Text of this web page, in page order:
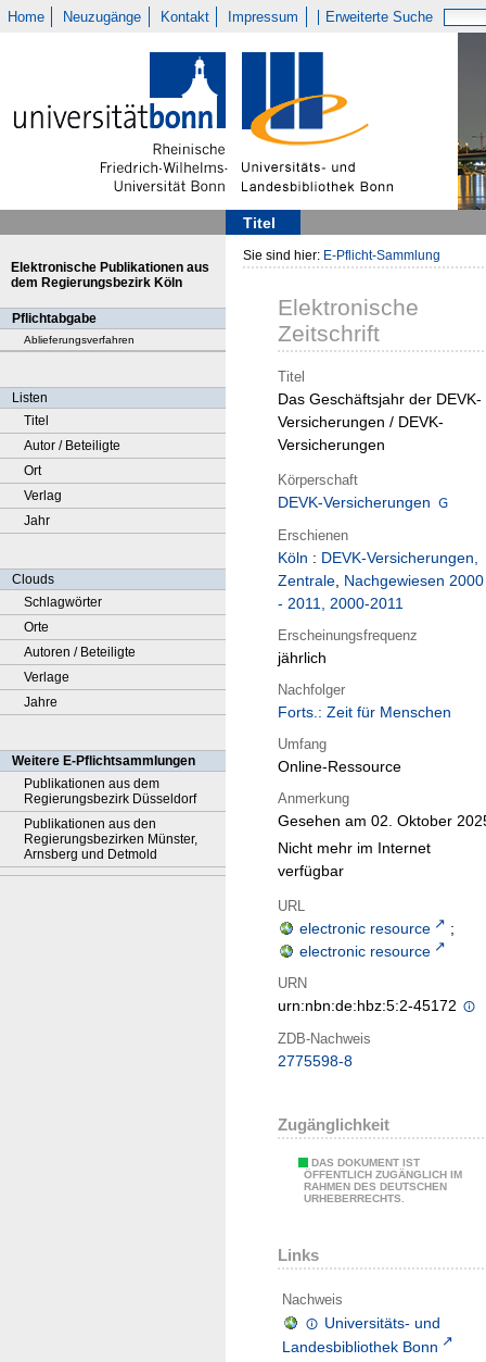
Home Neuzugänge Kontakt Impressum Erweiterte Suche
Titel
Elektronische Publikationen aus
dem Regierungsbezirk Köln
Pflichtabgabe
Ablieferungsverfahren
Listen
Titel
Autor / Beteiligte
Ort
Verlag
Jahr
Clouds
Schlagwörter
Orte
Autoren / Beteiligte
Verlage
Jahre
Weitere E-Pflichtsammlungen
Publikationen aus dem
Regierungsbezirk Düsseldorf
Publikationen aus den
Regierungsbezirken Münster,
Arnsberg und Detmold
Sie sind hier: E-Pflicht-Sammlung
Elektronische
Zeitschrift
Titel
Das Geschäftsjahr der DEVK-
Versicherungen / DEVK-
Versicherungen
Körperschaft
DEVK-Versicherungen
Erschienen
Köln : DEVK-Versicherungen,
Zentrale, Nachgewiesen 2000
- 2011, 2000-2011
Erscheinungsfrequenz
jährlich
Nachfolger
Forts.: Zeit für Menschen
Umfang
Online-Ressource
Anmerkung
Gesehen am 02. Oktober
Nicht mehr im Internet
verfügbar
URL
electronic resource
;
electronic resource
URN
urn:nbn:de:hbz:5:2-45172
ZDB-Nachweis
2775598-8
Zugänglichkeit
DAS DOKUMENT IST
ÖFFENTLICH ZUGÄNGLICH IM
RAHMEN DES DEUTSCHEN
URHEBERRECHTS.
Links
Nachweis
Universitäts- und
Landesbibliothek Bonn